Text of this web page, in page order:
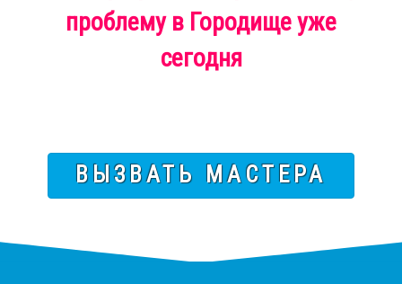
проблему в Городище уже
сегодня
ВЫЗВАТЬ МАСТЕРА